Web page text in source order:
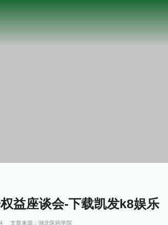
益座谈会-下载凯发k8娱乐
文章来源：湖北医药学院